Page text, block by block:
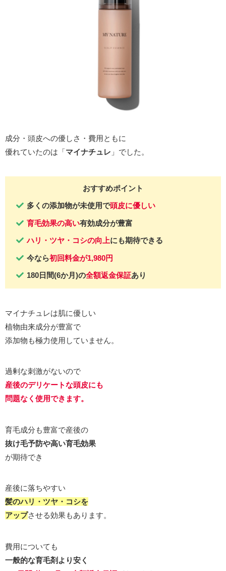
成分・頭皮への優しさ・費用ともに
優れていたのは「マイナチュレ 」でした。
おすすめポイント
多くの添加物が未使用で頭皮に優しい
育毛効果の高い有効成分が豊富
ハリ・ツヤ・コシの向上にも期待できる
今なら初回料金が1,980円
180日間(6か月)の全額返金保証あり
マイナチュレは肌に優しい
植物由来成分が豊富で
添加物も極力使用していません。
過剰な刺激がないので
産後のデリケートな頭皮にも
問題なく使用できます。
育毛成分も豊富で産後の
抜け毛予防や高い育毛効果
が期待でき
産後に落ちやすい
髪のハリ・ツヤ・コシを
アップさせる効果もあります。
費用についても
一般的な育毛剤より安く